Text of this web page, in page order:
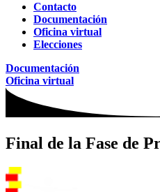
Contacto
Documentación
Oficina virtual
Elecciones
Documentación
Oficina virtual
Final de la Fase de